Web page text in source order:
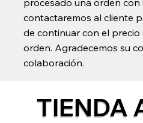
contactaremos al cliente
de continuar con el
orden. Agradecemos su
colaboración.
TIENDA